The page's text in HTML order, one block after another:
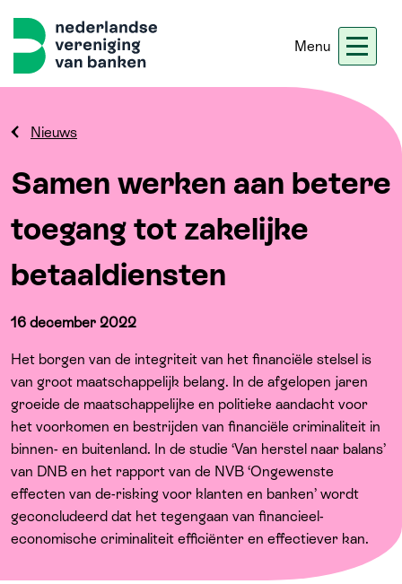
Meer
Over ons
Menu
Nieuws
Samen werken aan betere
toegang tot zakelijke
betaaldiensten
16 december 2022
Het borgen van de integriteit van het financiële stelsel is
van groot maatschappelijk belang. In de afgelopen jaren
groeide de maatschappelijke en politieke aandacht voor
het voorkomen en bestrijden van financiële criminaliteit in
binnen- en buitenland. In de studie ‘Van herstel naar balans’
van DNB en het rapport van de NVB ‘Ongewenste
effecten van de-risking voor klanten en banken’ wordt
geconcludeerd dat het tegengaan van financieel-
economische criminaliteit efficiënter en effectiever kan.